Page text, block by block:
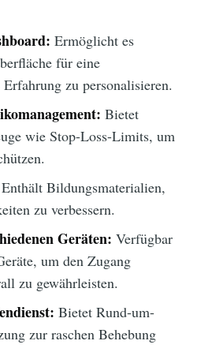
Ermöglicht es
für eine
zu personalisieren.
Bietet
wie Stop-Loss-Limits, um
Enthält Bildungsmaterialien,
zu verbessern.
Geräten: Verfügbar
um den Zugang
zu gewährleisten.
Bietet Rund-um-
zur raschen Behebung